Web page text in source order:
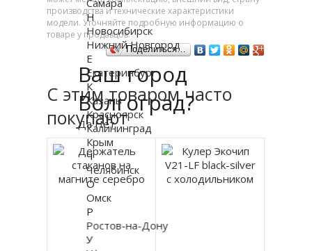
производства и технические характеристики
модели. Уточняйте подробную информацию о
товаре у продавцов.
Поделиться…
С этим товаром часто
покупают
Ваш город
Волгоград?
Да Нет
Самара
Н
Новосибирск
Нижний Новгород
Е
Екатеринбург
К
Казань
Красноярск
Калининград
Крым
Ч
Челябинск
О
Омск
Р
Ростов-на-Дону
У